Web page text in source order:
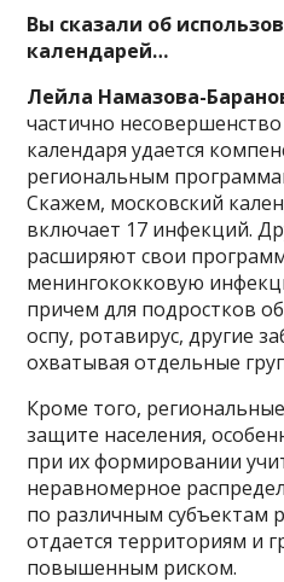
Вы сказали об
календарей…
Лейла Намазова-
частично
календаря удается
региональным
Скажем, московский
включает 17 инфекций.
расширяют свои
менингококковую
причем для подростков
оспу, ротавирус, другие
охватывая отдельные
Кроме того,
защите населения,
при их формировании
неравномерное
по различным субъектам
отдается территориям и
повышенным риском.